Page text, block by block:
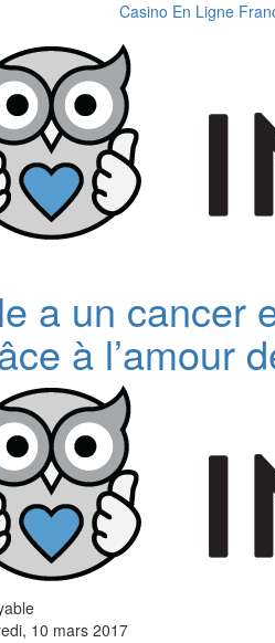
Casino En Ligne
a un cancer
à l’amour
10 mars 2017